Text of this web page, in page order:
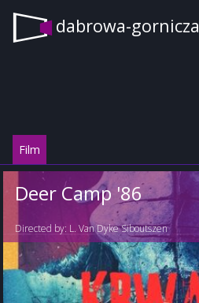
dabrowa-gornicza
Film
Deer Camp '86
Directed by: L. Van Dyke Siboutszen